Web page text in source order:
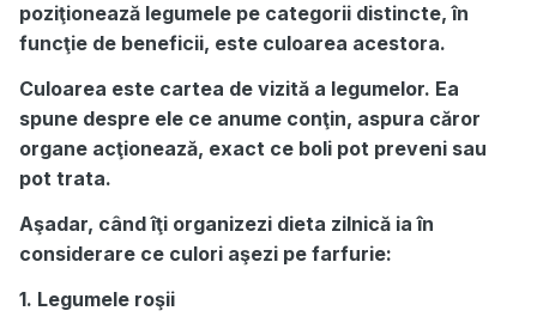
poziţionează legumele pe categorii distincte, în
funcţie de beneficii, este culoarea acestora.
Culoarea este cartea de vizită a legumelor. Ea
spune despre ele ce anume conţin, aspura căror
organe acţionează, exact ce boli pot preveni sau
pot trata.
Aşadar, când îţi organizezi dieta zilnică ia în
considerare ce culori aşezi pe farfurie:
1. Legumele roşii